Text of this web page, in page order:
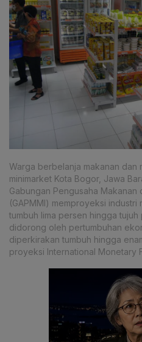
Warga berbelanja makanan dan
minimarket Kota Bogor, Jawa
Gabungan Pengusaha Makanan
(GAPMMI) memproyeksi industri
tumbuh lima persen hingga
didorong oleh pertumbuhan
diperkirakan tumbuh hingga
proyeksi International Monetary